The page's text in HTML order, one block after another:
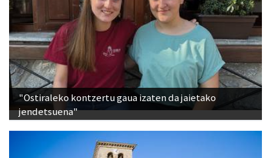
"Ostiraleko kontzertu gaua izaten da jaietako
jendetsuena"